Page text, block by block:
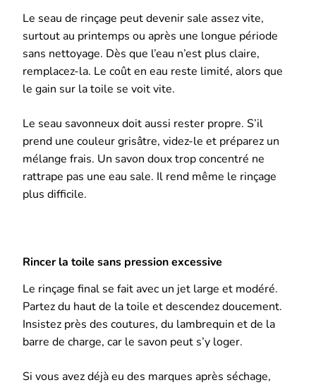
Le seau de rinçage peut devenir sale assez vite,
surtout au printemps ou après une longue période
sans nettoyage. Dès que l’eau n’est plus claire,
remplacez-la. Le coût en eau reste limité, alors que
le gain sur la toile se voit vite.
Le seau savonneux doit aussi rester propre. S’il
prend une couleur grisâtre, videz-le et préparez un
mélange frais. Un savon doux trop concentré ne
rattrape pas une eau sale. Il rend même le rinçage
plus difficile.
Rincer la toile sans pression excessive
Le rinçage final se fait avec un jet large et modéré.
Partez du haut de la toile et descendez doucement.
Insistez près des coutures, du lambrequin et de la
barre de charge, car le savon peut s’y loger.
Si vous avez déjà eu des marques après séchage,